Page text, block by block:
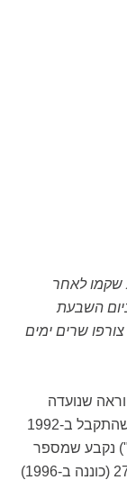
לאחר
השבעת
שרים ימים
שנועדה
להגביל את מספר החברים בממשלה. בחוק שהתקבל ב-1992
הישירה") נקבע שמספר
חברי הממשלה לא יעלה על 18. הממשלה ה-27 (כוננה ב-1996)